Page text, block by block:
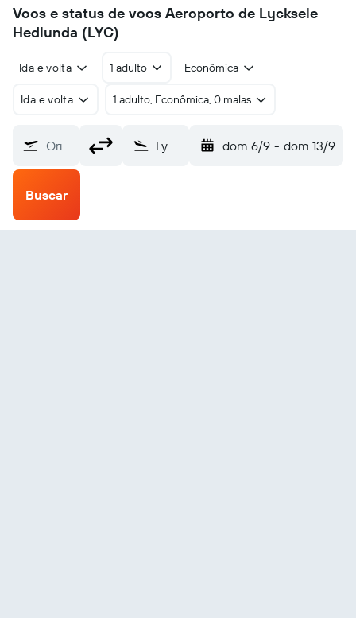
Voos e status de voos Aeroporto de Lycksele
Hedlunda (LYC)
Ida e volta 1 adulto Econômica
Ida e volta 1 adulto, Econômica, 0 malas
Origem Lycksele Hedlunda (LYC) dom 6/9 - dom 13/9
Buscar